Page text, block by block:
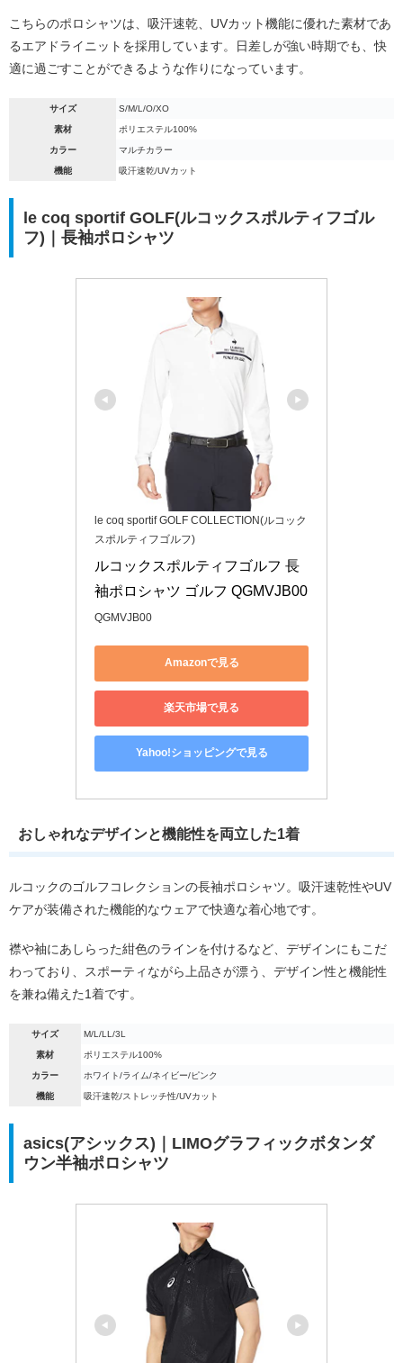
こちらのポロシャツは、吸汗速乾、UVカット機能に優れた素材であ
るエアドライニットを採用しています。日差しが強い時期でも、快
適に過ごすことができるような作りになっています。
サイズ S/M/L/O/XO
素材 ポリエステル100%
カラー マルチカラー
機能 吸汗速乾/UVカット
le coq sportif GOLF(ルコックスポルティフゴル
フ)｜長袖ポロシャツ
le coq sportif GOLF COLLECTION(ルコック
スポルティフゴルフ)
ルコックスポルティフゴルフ 長
袖ポロシャツ ゴルフ QGMVJB00
QGMVJB00
Amazonで見る
楽天市場で見る
Yahoo!ショッピングで見る
おしゃれなデザインと機能性を両立した1着
ルコックのゴルフコレクションの長袖ポロシャツ。吸汗速乾性やUV
ケアが装備された機能的なウェアで快適な着心地です。
襟や袖にあしらった紺色のラインを付けるなど、デザインにもこだ
わっており、スポーティながら上品さが漂う、デザイン性と機能性
を兼ね備えた1着です。
サイズ M/L/LL/3L
素材 ポリエステル100%
カラー ホワイト/ライム/ネイビー/ピンク
機能 吸汗速乾/ストレッチ性/UVカット
asics(アシックス)｜LIMOグラフィックボタンダ
ウン半袖ポロシャツ